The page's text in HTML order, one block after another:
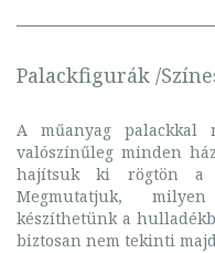
Palackfigurák /
A műanyag palackkal
valószínűleg minden
hajítsuk ki rögtön a
Megmutatjuk,
készíthetünk a
biztosan nem tekinti